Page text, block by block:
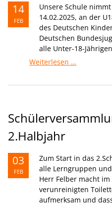
14
FEB
Unsere Schule
14.02.2025, an der
des Deutschen
Deutschen
alle Unter-18-
Weiterlesen …
Spitalhof
2.Halbjahr
03
FEB
Zum Start in das
alle Lerngruppen
Herr Felber macht
verunreinigten
aufmerksam und